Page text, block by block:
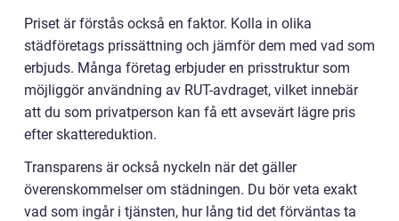
Priset är förstås också en faktor. Kolla in olika
städföretags prissättning och jämför dem med vad som
erbjuds. Många företag erbjuder en prisstruktur som
möjliggör användning av RUT-avdraget, vilket innebär
att du som privatperson kan få ett avsevärt lägre pris
efter skattereduktion.
Transparens är också nyckeln när det gäller
överenskommelser om städningen. Du bör veta exakt
vad som ingår i tjänsten, hur lång tid det förväntas ta